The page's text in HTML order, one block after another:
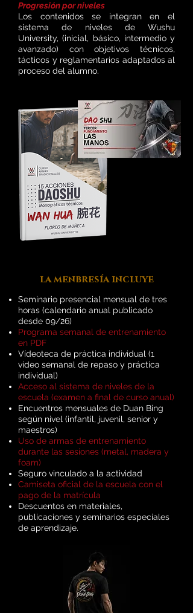
Progresión por niveles
Los contenidos se integran en el
sistema de niveles de Wushu
University, (inicial, básico, intermedio y
avanzado) con objetivos técnicos,
tácticos y reglamentarios adaptados al
proceso del alumno.
la menbresía incluye
Seminario presencial mensual de tres
horas (calendario anual publicado
desde 09/26)
Programa semanal de entrenamiento
en PDF
Vídeoteca de práctica individual (1
vídeo semanal de repaso y práctica
individual)
Acceso al sistema de niveles de la
escuela (examen a final de curso anual)
Encuentros mensuales de Duan Bing
según nivel (infantil, juvenil, senior y
maestros)
Uso de armas de entrenamiento
durante las sesiones (metal, madera y
foam)
Seguro vinculado a la actividad
Camiseta oficial de la escuela con el
pago de la matrícula
Descuentos en materiales,
publicaciones y seminarios especiales
de aprendizaje.